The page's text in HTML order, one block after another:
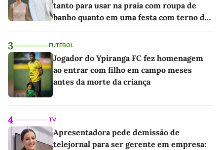
tanto para usar na praia com roupa de
banho quanto em uma festa com terno de
3 FUTEBOL
Jogador do Ypiranga FC fez homenagem
ao entrar com filho em campo meses
antes da morte da criança
4 TV
Apresentadora pede demissão de
telejornal para ser gerente em empresa: